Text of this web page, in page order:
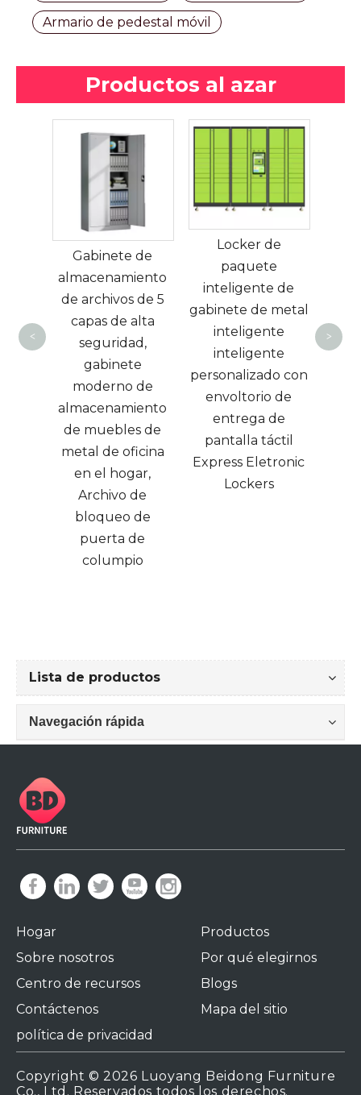
Armario de pedestal móvil
Productos al azar
de
Gabinete de
almacenamiento
de archivos de 5
capas de alta
seguridad,
gabinete
moderno de
almacenamiento
de muebles de
metal de oficina
en el hogar,
Archivo de
bloqueo de
puerta de
columpio
Locker de
paquete
inteligente de
gabinete de metal
inteligente
inteligente
personalizado con
envoltorio de
entrega de
pantalla táctil
Express Eletronic
Lockers
< >
Lista de productos
Navegación rápida
Hogar
Productos
Sobre nosotros
Por qué elegirnos
Centro de recursos
Blogs
Contáctenos
Mapa del sitio
política de privacidad
Copyright © 2026 Luoyang Beidong Furniture
Co., Ltd. Reservados todos los derechos.